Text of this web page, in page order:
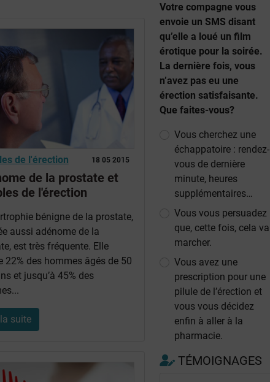
18 05 2015
de l'érection
de la prostate et
de l'érection
bénigne de la prostate,
aussi adénome de la
est très fréquente. Elle
22% des hommes âgés de 50
et jusqu’à 45% des
suite
Votre compagne vous
envoie un SMS disant
qu’elle a loué un film
érotique pour la soirée.
La dernière fois, vous
n’avez pas eu une
érection satisfaisante.
Que faites-vous?
Vous cherchez une
échappatoire : rendez-
vous de dernière
minute, heures
supplémentaires…
Vous vous persuadez
que, cette fois, cela va
marcher.
Vous avez une
prescription pour une
pilule de l’érection et
vous vous décidez
enfin à aller à la
pharmacie.
TÉMOIGNAGES